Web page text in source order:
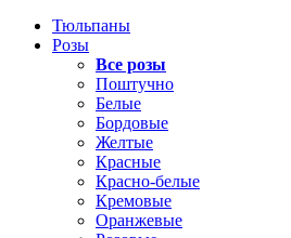
Тюльпаны
Розы
Все розы
Поштучно
Белые
Бордовые
Желтые
Красные
Красно-белые
Кремовые
Оранжевые